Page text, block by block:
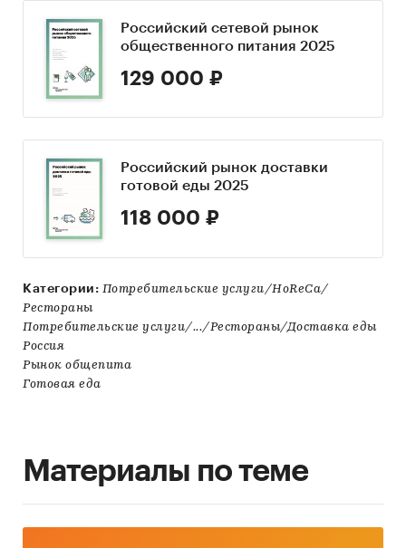
Российский сетевой рынок
общественного питания 2025
129 000 ₽
Российский рынок доставки
готовой еды 2025
118 000 ₽
Категории: Потребительские услуги/HoReCa/
Рестораны
Потребительские услуги/.../Рестораны/Доставка еды
Россия
Рынок общепита
Готовая еда
Материалы по теме